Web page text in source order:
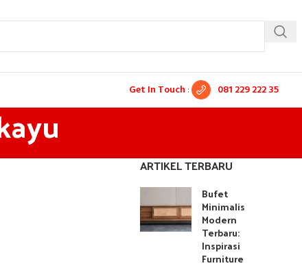
Get In Touch : 081 229 222 35
ARTIKEL TERBARU
Bufet
Minimalis
Modern
Terbaru:
Inspirasi
Furniture